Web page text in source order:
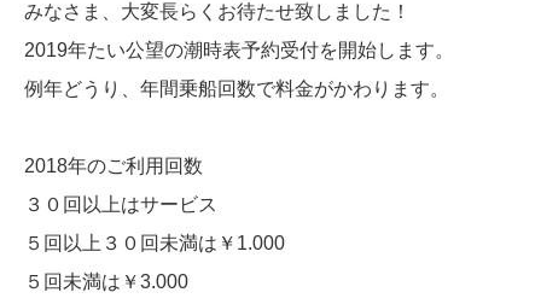
みなさま、大変長らくお待たせ致しました！
2019年たい公望の潮時表予約受付を開始します。
例年どうり、年間乗船回数で料金がかわります。
2018年のご利用回数
３０回以上はサービス
５回以上３０回未満は￥1.000
５回未満は￥3.000